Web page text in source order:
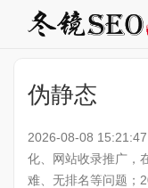
伪静态
2026-08-08 15:21:47
化、网站收录推广，
难、无排名等问题；